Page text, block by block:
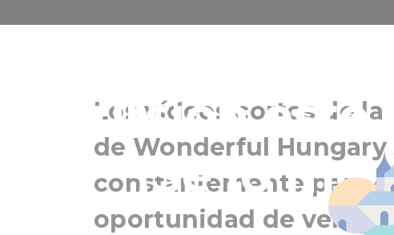
excursión este
¡Se lo
Los vídeos cortos de la
de Wonderful Hungary
constantemente para
oportunidad de ver y